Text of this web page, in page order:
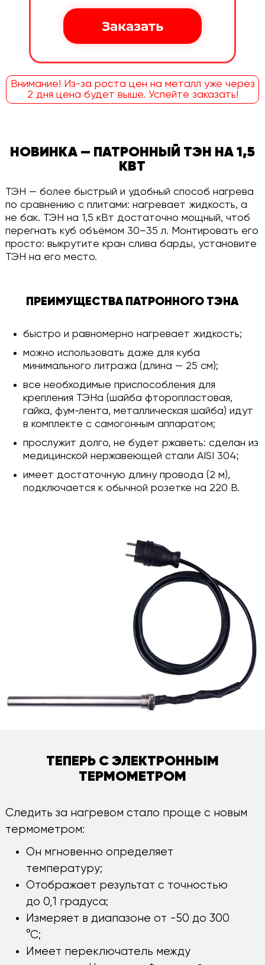
Внимание! Из-за роста цен на металл уже через
2 дня цена будет выше. Успейте заказать!
НОВИНКА — ПАТРОННЫЙ ТЭН НА 1,5
КВТ
ТЭН — более быстрый и удобный способ нагрева
по сравнению с плитами: нагревает жидкость, а
не бак. ТЭН на 1,5 кВт достаточно мощный, чтоб
перегнать куб объёмом 30–35 л. Монтировать его
просто: выкрутите кран слива барды, установите
ТЭН на его место.
ПРЕИМУЩЕСТВА ПАТРОННОГО ТЭНА
быстро и равномерно нагревает жидкость;
можно использовать даже для куба
минимального литража (длина — 25 см);
все необходимые приспособления для
крепления ТЭНа (шайба фторопластовая,
гайка, фум-лента, металлическая шайба) идут
в комплекте с самогонным аппаратом;
прослужит долго, не будет ржаветь: сделан из
медицинской нержавеющей стали AISI 304;
имеет достаточную длину провода (2 м),
подключается к обычной розетке на 220 В.
ТЕПЕРЬ С ЭЛЕКТРОННЫМ
ТЕРМОМЕТРОМ
Следить за нагревом стало проще с новым
термометром:
Он мгновенно определяет
температуру;
Отображает результат с точностью
до 0,1 градуса;
Измеряет в диапазоне от -50 до 300
°С;
Имеет переключатель между